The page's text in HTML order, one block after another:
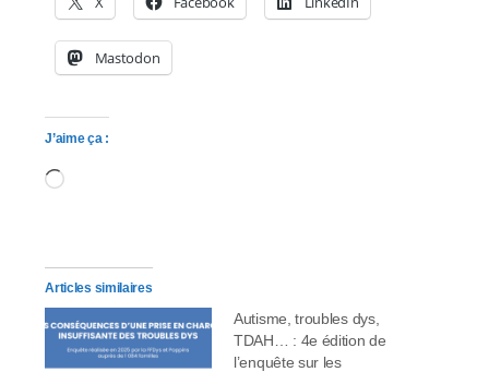
Mastodon
J’aime ça :
Articles similaires
Autisme, troubles dys,
TDAH… : 4e édition de
l’enquête sur les